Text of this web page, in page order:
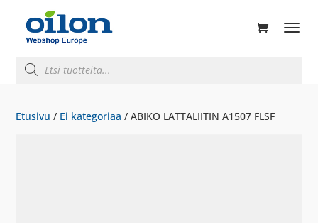
search
Etusivu / Ei kategoriaa / ABIKO LATTALIITIN A1507 FLSF